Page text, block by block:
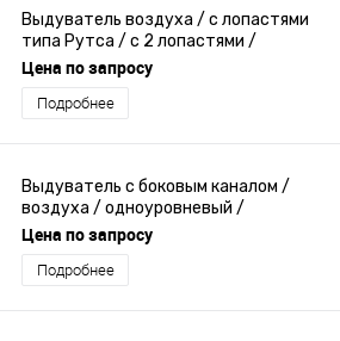
Выдуватель воздуха / с лопастями
типа Рутса / с 2 лопастями /
одноуровневый
Цена по запросу
Подробнее
Выдуватель с боковым каналом /
воздуха / одноуровневый /
компактный
Цена по запросу
Подробнее